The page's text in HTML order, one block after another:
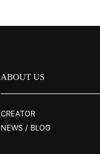
ABOUT US
CREATOR
NEWS / BLOG